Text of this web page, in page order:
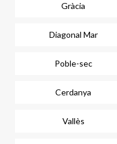
Gràcia
Diagonal Mar
Poble-sec
Cerdanya
Vallès